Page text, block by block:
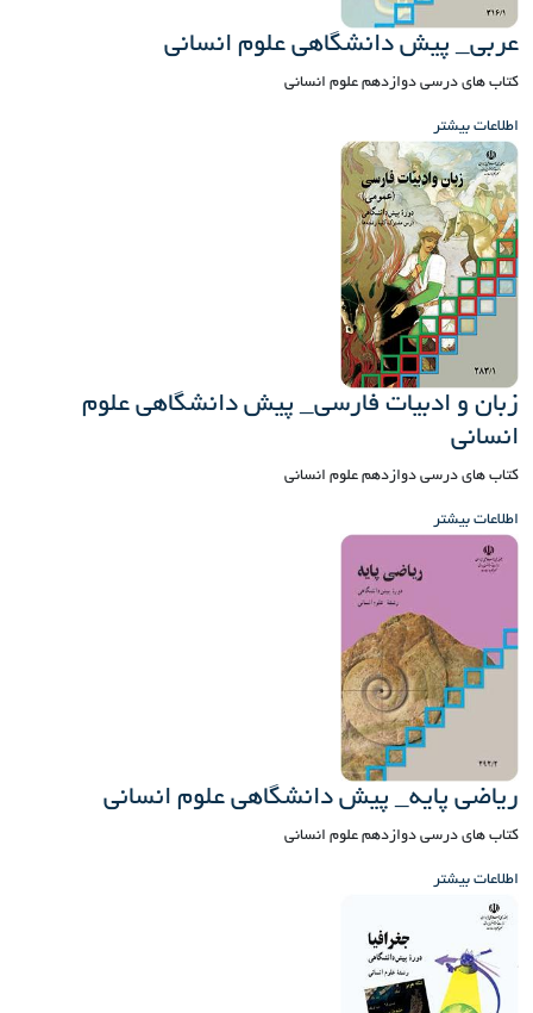
عربی_ پیش دانشگاهی علوم انسانی
کتاب های درسی دوازدهم علوم انسانی
اطلاعات بیشتر
زبان و ادبیات فارسی_ پیش دانشگاهی علوم
انسانی
کتاب های درسی دوازدهم علوم انسانی
اطلاعات بیشتر
ریاضی پایه_ پیش دانشگاهی علوم انسانی
کتاب های درسی دوازدهم علوم انسانی
اطلاعات بیشتر